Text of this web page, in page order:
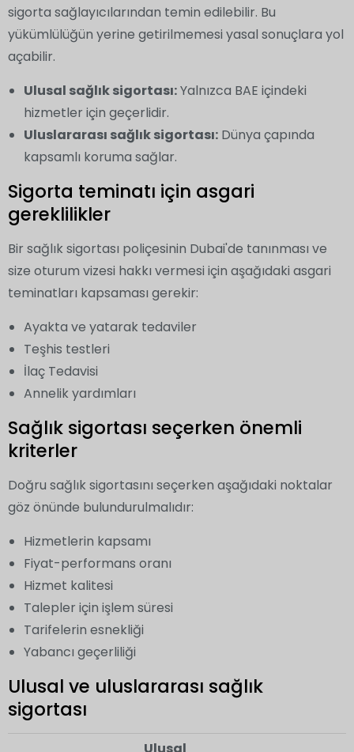
sigorta sağlayıcılarından temin edilebilir. Bu
yükümlülüğün yerine getirilmemesi yasal sonuçlara yol
açabilir.
Ulusal sağlık sigortası:Yalnızca BAE içindeki
hizmetler için geçerlidir.
Uluslararası sağlık sigortası: Dünya çapında
kapsamlı koruma sağlar.
Sigorta teminatı için asgari
gereklilikler
Bir sağlık sigortası poliçesinin Dubai'de tanınması ve
size oturum vizesi hakkı vermesi için aşağıdaki asgari
teminatları kapsaması gerekir:
Ayakta ve yatarak tedaviler
Teşhis testleri
İlaç Tedavisi
Annelik yardımları
Sağlık sigortası seçerken önemli
kriterler
Doğru sağlık sigortasını seçerken aşağıdaki noktalar
göz önünde bulundurulmalıdır:
Hizmetlerin kapsamı
Fiyat-performans oranı
Hizmet kalitesi
Talepler için işlem süresi
Tarifelerin esnekliği
Yabancı geçerliliği
Ulusal ve uluslararası sağlık
sigortası